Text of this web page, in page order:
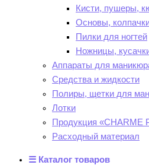
Кисти, пушеры,
Основы,
Пилки для ногтей
Ножницы,
Аппараты для
Средства и жидкости
Полиры, щетки для
Лотки
Продукция «CHARME
Расходный материал
☰ Каталог товаров